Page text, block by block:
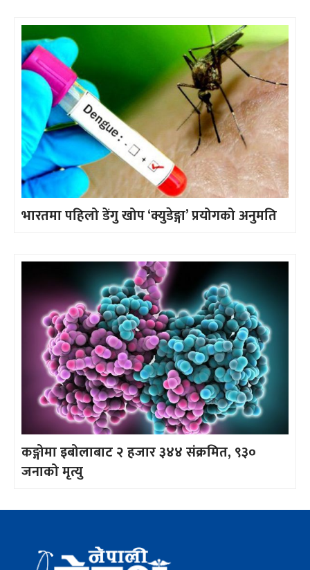
भारतमा पहिलो डेंगु खोप ‘क्युडेङ्गा’ प्रयोगको अनुमति
कङ्गोमा इबोलाबाट २ हजार ३४४ संक्रमित, ९३०
जनाको मृत्यु